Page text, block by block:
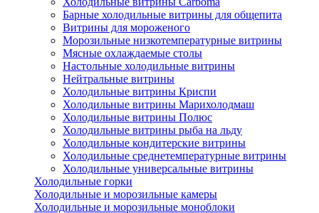
Барные холодильные витрины для общепита
Витрины для мороженого
Морозильные низкотемпературные витрины
Мясные охлаждаемые столы
Настольные холодильные витрины
Нейтральные витрины
Холодильные витрины Криспи
Холодильные витрины Марихолодмаш
Холодильные витрины Полюс
Холодильные витрины рыба на льду
Холодильные кондитерские витрины
Холодильные среднетемпературные витрины
Холодильные универсальные витрины
Холодильные горки
Холодильные и морозильные камеры
Холодильные и морозильные моноблоки